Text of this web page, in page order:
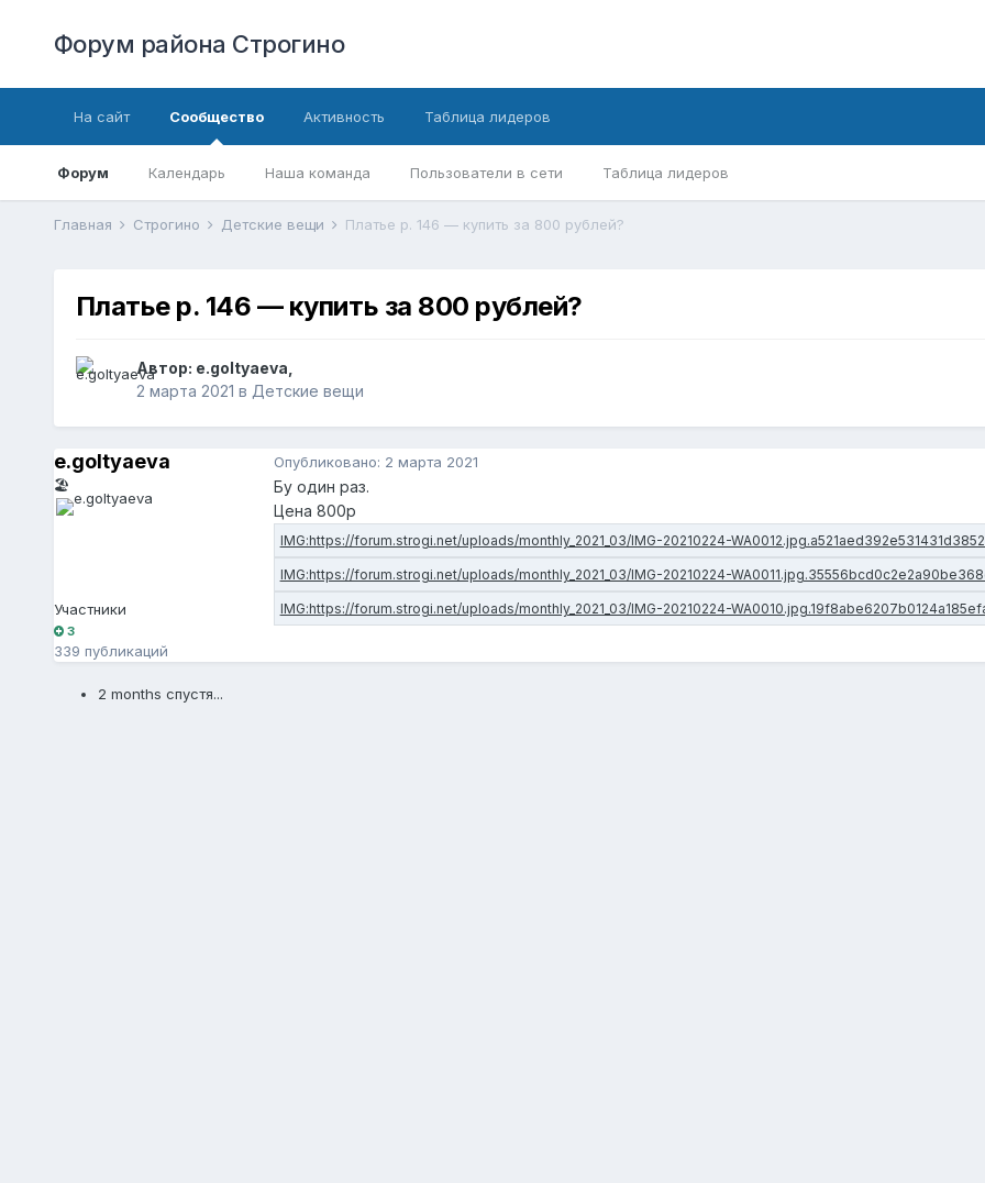
Форум района Строгино
На сайт Сообщество
Форум Календарь Наша команда Пользователи в сети Таблица лидеров
Активность Таблица лидеров
Главная Строгино Детские вещи Платье р. 146 — купить за 800 рублей?
Платье р. 146 — купить за 800 рублей?
Автор: e.goltyaeva
2 марта 2021 в Детские вещи
e.goltyaeva
🏖️
Участники
3
339 публикаций
Опубликовано: 2 марта 2021
Бу один раз.
Цена 800р
2 months спустя...